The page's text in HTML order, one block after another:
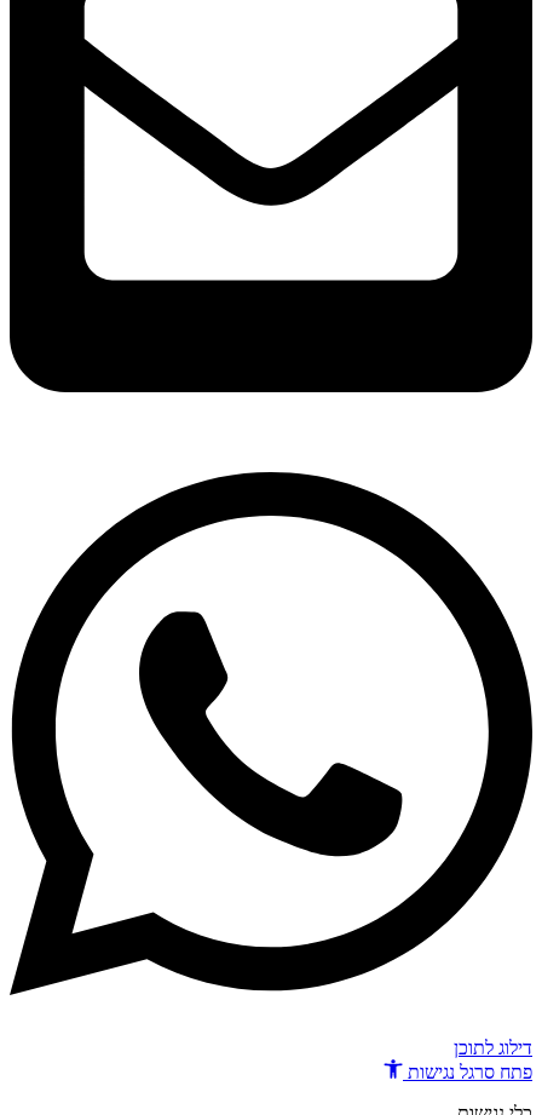
דילוג לתוכן
פתח סרגל נגישות